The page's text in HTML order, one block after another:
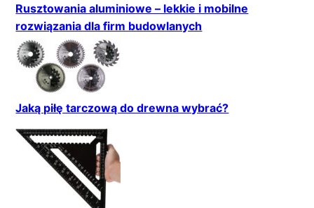
Rusztowania aluminiowe – lekkie i mobilne
rozwiązania dla firm budowlanych
Jaką piłę tarczową do drewna wybrać?